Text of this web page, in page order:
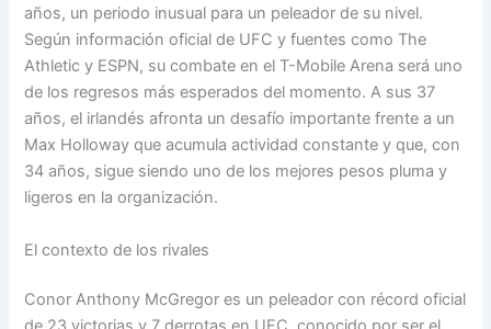
años, un periodo inusual para un peleador de su nivel.
Según información oficial de UFC y fuentes como The
Athletic y ESPN, su combate en el T-Mobile Arena será uno
de los regresos más esperados del momento. A sus 37
años, el irlandés afronta un desafío importante frente a un
Max Holloway que acumula actividad constante y que, con
34 años, sigue siendo uno de los mejores pesos pluma y
ligeros en la organización.
El contexto de los rivales
Conor Anthony McGregor es un peleador con récord oficial